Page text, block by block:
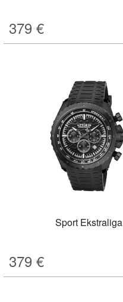
379 €
Sport Ekstraliga
379 €